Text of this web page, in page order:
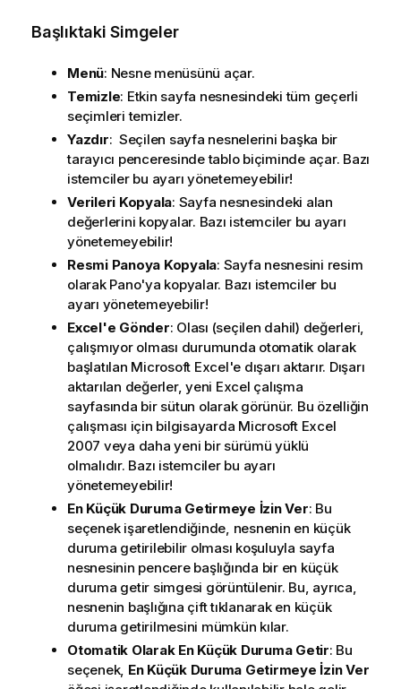
Başlıktaki Simgeler
Menü: Nesne menüsünü açar.
Temizle: Etkin sayfa nesnesindeki tüm geçerli
seçimleri temizler.
Yazdır: Seçilen sayfa nesnelerini başka bir
tarayıcı penceresinde tablo biçiminde açar. Bazı
istemciler bu ayarı yönetemeyebilir!
Verileri Kopyala: Sayfa nesnesindeki alan
değerlerini kopyalar. Bazı istemciler bu ayarı
yönetemeyebilir!
Resmi Panoya Kopyala: Sayfa nesnesini resim
olarak Pano'ya kopyalar. Bazı istemciler bu
ayarı yönetemeyebilir!
Excel'e Gönder: Olası (seçilen dahil) değerleri,
çalışmıyor olması durumunda otomatik olarak
başlatılan Microsoft Excel'e dışarı aktarır. Dışarı
aktarılan değerler, yeni Excel çalışma
sayfasında bir sütun olarak görünür. Bu özelliğin
çalışması için bilgisayarda Microsoft Excel
2007 veya daha yeni bir sürümü yüklü
olmalıdır. Bazı istemciler bu ayarı
yönetemeyebilir!
En Küçük Duruma Getirmeye İzin Ver: Bu
seçenek işaretlendiğinde, nesnenin en küçük
duruma getirilebilir olması koşuluyla sayfa
nesnesinin pencere başlığında bir en küçük
duruma getir simgesi görüntülenir. Bu, ayrıca,
nesnenin başlığına çift tıklanarak en küçük
duruma getirilmesini mümkün kılar.
Otomatik Olarak En Küçük Duruma Getir: Bu
seçenek, En Küçük Duruma Getirmeye İzin Ver